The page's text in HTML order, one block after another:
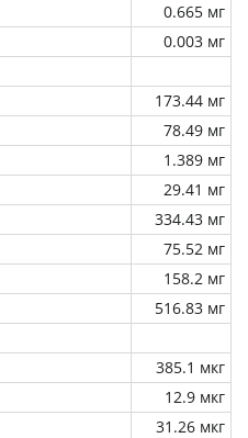
0.665 мг
0.003 мг
173.44 мг
78.49 мг
1.389 мг
29.41 мг
334.43 мг
75.52 мг
158.2 мг
516.83 мг
385.1 мкг
12.9 мкг
31.26 мкг